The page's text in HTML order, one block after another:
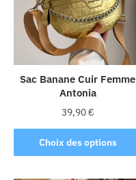
Sac Banane Cuir Femme
Antonia
39,90€
Choix des options
Ce
produit